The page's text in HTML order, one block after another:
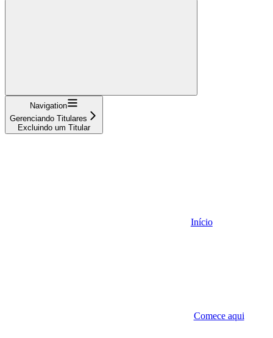
Navigation
Gerenciando Titulares
Excluindo um Titular
Início
Comece aqui